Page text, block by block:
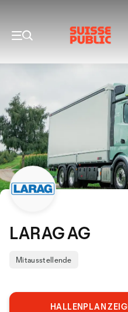
LARAG AG
Mitausstellende
HALLENPLAN